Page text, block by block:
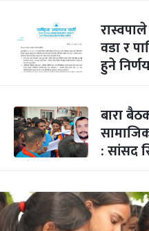
वडा र
हुने निर्णय
बारा
: सांसद